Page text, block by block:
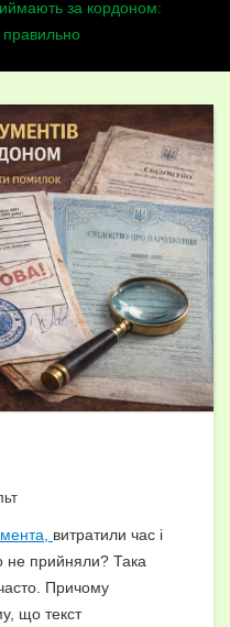
за кордоном:
правильно
витратили час і
не прийняли? Така
Причому
що текст